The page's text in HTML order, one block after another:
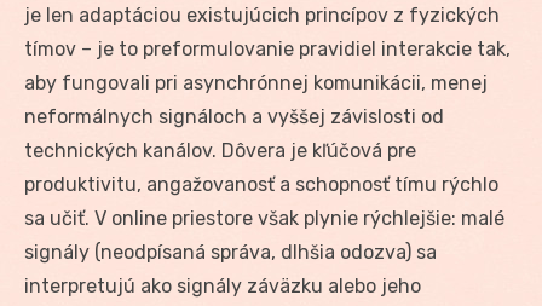
je len adaptáciou existujúcich princípov z fyzických
tímov – je to preformulovanie pravidiel interakcie tak,
aby fungovali pri asynchrónnej komunikácii, menej
neformálnych signáloch a vyššej závislosti od
technických kanálov. Dôvera je kľúčová pre
produktivitu, angažovanosť a schopnosť tímu rýchlo
sa učiť. V online priestore však plynie rýchlejšie: malé
signály (neodpísaná správa, dlhšia odozva) sa
interpretujú ako signály záväzku alebo jeho